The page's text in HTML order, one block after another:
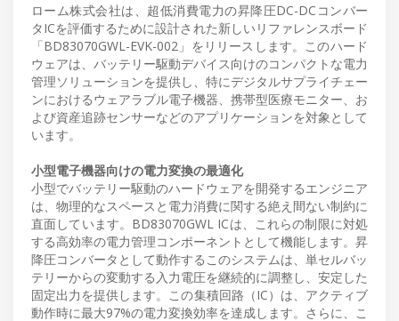
ローム株式会社は、超低消費電力の昇降圧DC-DCコンバー
タICを評価するために設計された新しいリファレンスボード
「BD83070GWL-EVK-002」をリリースします。このハード
ウェアは、バッテリー駆動デバイス向けのコンパクトな電力
管理ソリューションを提供し、特にデジタルサプライチェー
ンにおけるウェアラブル電子機器、携帯型医療モニター、お
よび資産追跡センサーなどのアプリケーションを対象として
います。
小型電子機器向けの電力変換の最適化
小型でバッテリー駆動のハードウェアを開発するエンジニア
は、物理的なスペースと電力消費に関する絶え間ない制約に
直面しています。BD83070GWL ICは、これらの制限に対処
する高効率の電力管理コンポーネントとして機能します。昇
降圧コンバータとして動作するこのシステムは、単セルバッ
テリーからの変動する入力電圧を継続的に調整し、安定した
固定出力を提供します。この集積回路（IC）は、アクティブ
動作時に最大97%の電力変換効率を達成します。さらに、こ